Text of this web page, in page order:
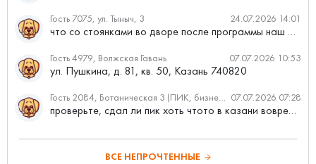
Гость 7075, ул. Тыныч, 3 24.07.2026 14:01
что со стоянками во дворе после программы наш двор
Гость 4979, Волжская Гавань 07.07.2026 10:53
ул. Пушкина, д. 81, кв. 50, Казань 740820
Гость 2084, Ботаническая 3 (ПИК, бизнес-класс) 07.07.2026 07:28
проверьте, сдал ли пик хоть чтото в казани вовремя?
ВСЕ НЕПРОЧТЕННЫЕ